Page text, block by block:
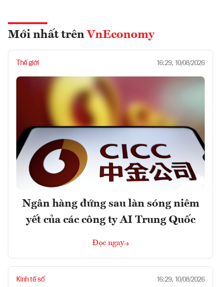
Mới nhất trên VnEconomy
Thế giới 16:29, 10/08/2026
Ngân hàng đứng sau làn sóng niêm
yết của các công ty AI Trung Quốc
Đọc ngay
Kinh tế số 16:29, 10/08/2026